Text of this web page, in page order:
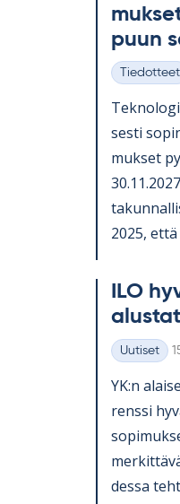
puun
Kategoriat
Tiedotteet
sesti
muk­set
2025,
ILO
Kategoriat
Uutiset
YK:n
renssi
dessa